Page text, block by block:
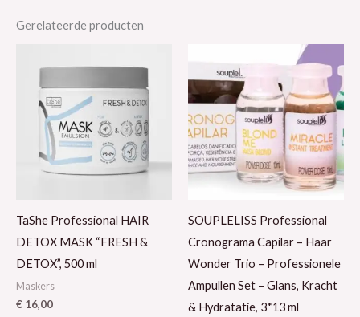
Gerelateerde producten
TaShe Professional HAIR
DETOX MASK “FRESH &
DETOX”, 500 ml
Maskers
€ 16,00
SOUPLELISS Professional
Cronograma Capilar – Haar
Wonder Trio – Professionele
Ampullen Set – Glans, Kracht
& Hydratatie, 3*13 ml